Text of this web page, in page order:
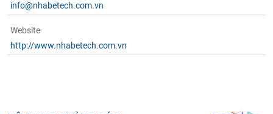
info@nhabetech.com.vn
Website
http://www.nhabetech.com.vn
Báo
phân
(-)